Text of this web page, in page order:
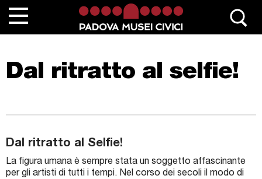
Contatta Padovamusei
Scuole
Eventi e mostre
Dal ritratto al selfie!
Dal ritratto al Selfie!
La figura umana è sempre stata un soggetto affascinante
per gli artisti di tutti i tempi. Nel corso dei secoli il modo di